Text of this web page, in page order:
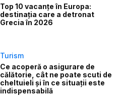
Top 10 vacanțe în Europa:
destinația care a detronat
Grecia în 2026
Turism
Ce acoperă o asigurare de
călătorie, cât ne poate scuti de
cheltuieli și în ce situații este
indispensabilă